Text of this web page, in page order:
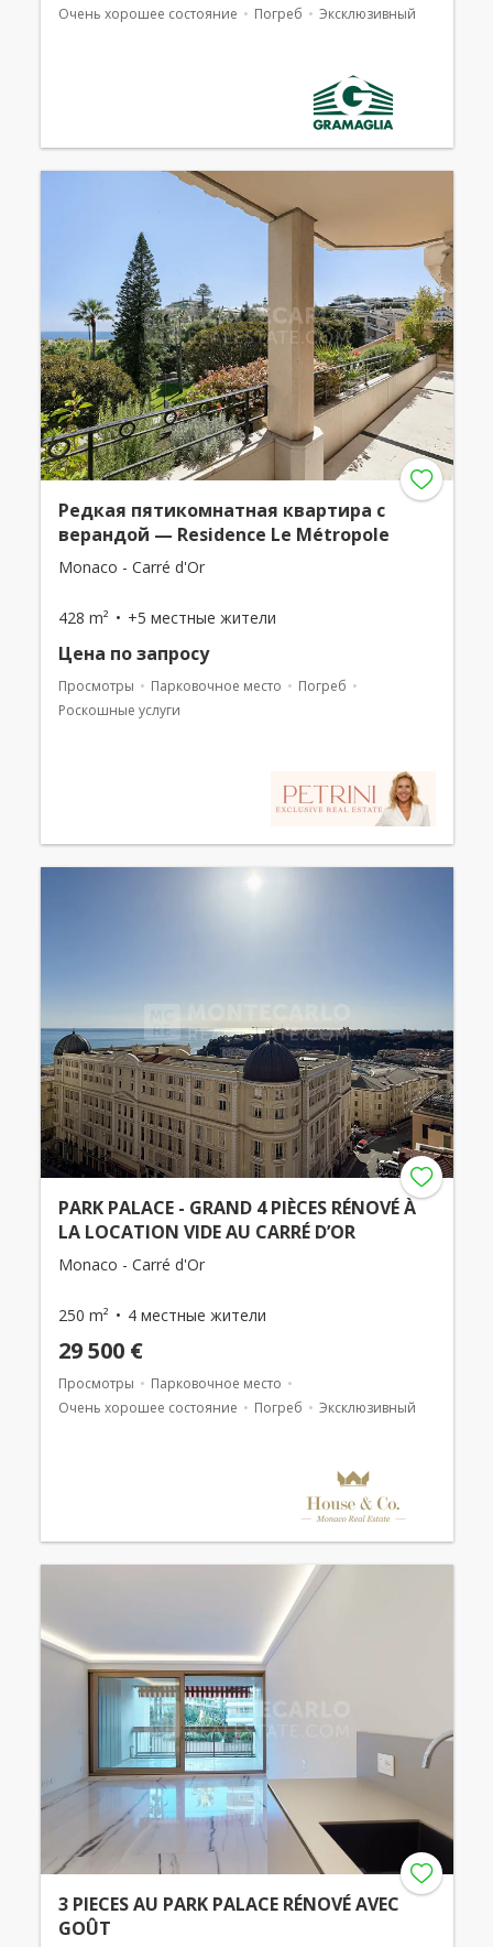
Очень хорошее состояние
Погреб Эксклюзивный
Редкая пятикомнатная квартира с
верандой — Residence Le Métropole
Monaco - Carré d'Or
428 m² +5 местные жители
Цена по запросу
Просмотры Парковочное место
Погреб
Роскошные услуги
PARK PALACE - GRAND 4 PIÈCES RÉNOVÉ À
LA LOCATION VIDE AU CARRÉ D’OR
Monaco - Carré d'Or
250 m² 4 местные жители
29 500 €
Просмотры
Парковочное место
Очень хорошее состояние
Погреб Эксклюзивный
3 PIECES AU PARK PALACE RÉNOVÉ AVEC
GOÛT